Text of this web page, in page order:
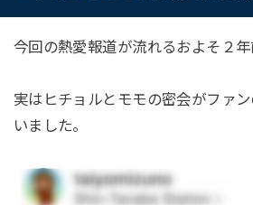
今回の熱愛報道が流れるおよそ２年
実はヒチョルとモモの密会がファ
いました。